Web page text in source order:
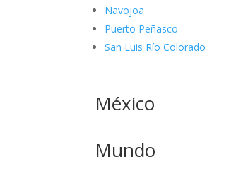
Navojoa
Puerto Peñasco
San Luis Río Colorado
México
Mundo